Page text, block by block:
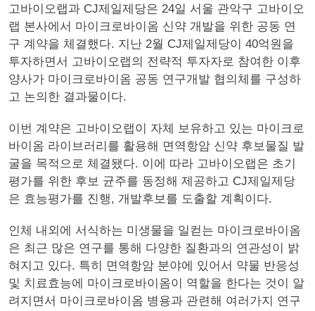
고바이오랩과 CJ제일제당은 24일 서울 관악구 고바이오
랩 본사에서 마이크로바이옴 신약 개발을 위한 공동 연
구 계약을 체결했다. 지난 2월 CJ제일제당이 40억원을
투자하면서 고바이오랩의 전략적 투자자로 참여한 이후
양사가 마이크로바이옴 공동 연구개발 협의체를 구성하
고 논의한 결과물이다.
이번 계약은 고바이오랩이 자체 보유하고 있는 마이크로
바이옴 라이브러리를 활용해 면역항암 신약 후보물질 발
굴을 목적으로 체결됐다. 이에 따라 고바이오랩은 초기
평가를 위한 후보 균주를 동정해 제공하고 CJ제일제당
은 효능평가를 진행, 개발후보를 도출할 계획이다.
인체 내외에 서식하는 미생물을 일컫는 마이크로바이옴
은 최근 많은 연구를 통해 다양한 질환과의 연관성이 밝
혀지고 있다. 특히 면역항암 분야에 있어서 약물 반응성
및 치료효능에 마이크로바이옴이 역할을 한다는 것이 알
려지면서 마이크로바이옴 병용과 관련해 여러가지 연구